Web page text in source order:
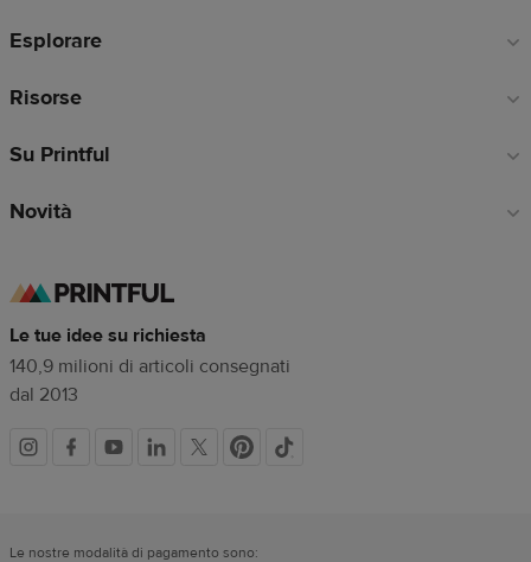
pagina
Esplorare
Risorse
Su Printful
Novità
Le tue idee su richiesta
140,9 milioni di articoli consegnati
dal 2013
Link
Le nostre modalità di pagamento sono: